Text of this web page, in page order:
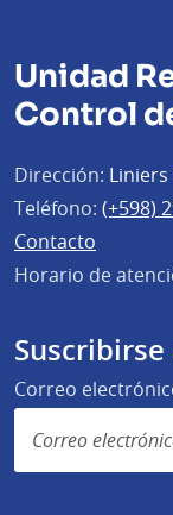
Unidad
Control
Dirección: Liniers
Teléfono: (+598)
Contacto
Horario de
Correo